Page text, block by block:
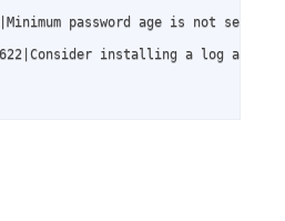
password age is not set
9622|Consider installing a log